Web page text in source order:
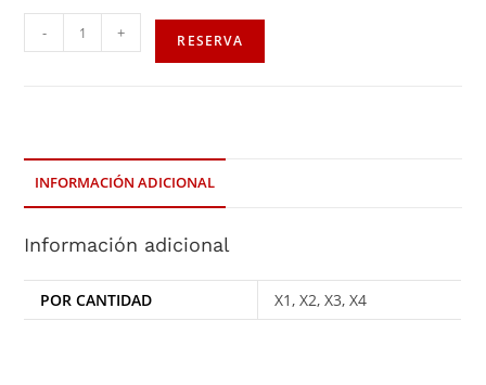
- + RESERVA
INFORMACIÓN ADICIONAL
Información adicional
POR CANTIDAD X1, X2, X3, X4